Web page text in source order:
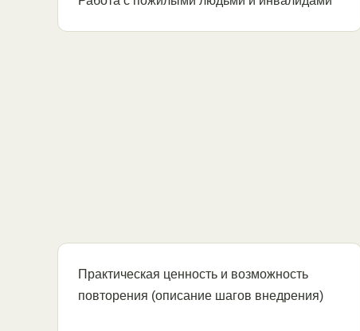
Практическая ценность и возможность
повторения (описание шагов внедрения)